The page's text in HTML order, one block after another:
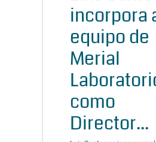
incorpora
equipo de
Merial
como
Director...